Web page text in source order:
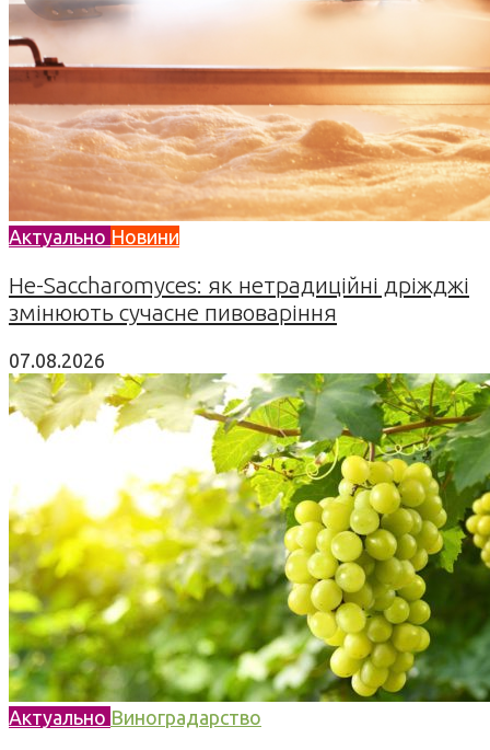
Актуально Новини
Не-Saccharomyces: як нетрадиційні дріжджі
змінюють сучасне пивоваріння
07.08.2026
Актуально Виноградарство